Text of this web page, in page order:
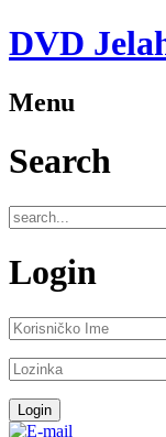
DVD
Menu
Search
Login